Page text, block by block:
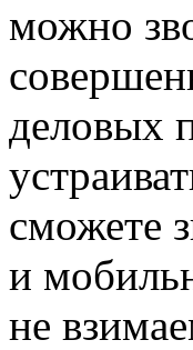
можно
деловых
сможете
и
не